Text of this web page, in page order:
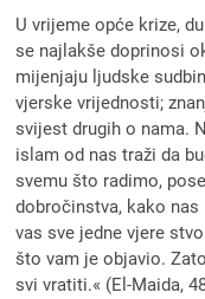
U vrijeme opće krize,
se najlakše doprinosi
mijenjaju ljudske
vjerske vrijednosti;
svijest drugih o nama.
islam od nas traži da
svemu što radimo,
dobročinstva, kako nas
vas sve jedne vjere
što vam je objavio.
svi vratiti.« (El-Maida,